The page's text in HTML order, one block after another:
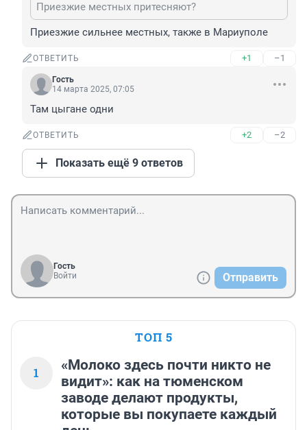
Приезжие местных притесняют?
Приезжие сильнее местных, также в Мариуполе
ОТВЕТИТЬ +1 –1
Гость
14 марта 2025, 07:05
Там цыгане одни
ОТВЕТИТЬ +2 –2
Показать ещё 9 ответов
Гость
Войти
Отправить
ТОП 5
1
«Молоко здесь почти никто не
видит»: как на тюменском
заводе делают продукты,
которые вы покупаете каждый